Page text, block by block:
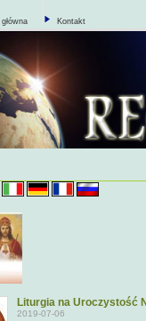
Kontakt
Liturgia na Uroczystość
2019-07-06